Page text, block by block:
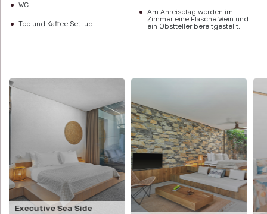
WC
Tee und Kaffee Set-up
Am Anreisetag werden im
Zimmer eine Flasche Wein und
ein Obstteller bereitgestellt.
Executive Sea Side